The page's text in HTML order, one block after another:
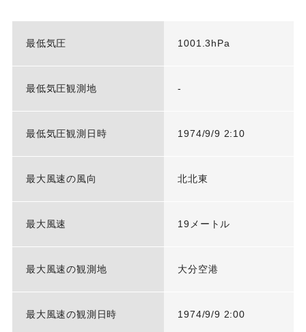
最低気圧 1001.3hPa
最低気圧観測地 -
最低気圧観測日時 1974/9/9 2:10
最大風速の風向 北北東
最大風速 19メートル
最大風速の観測地 大分空港
最大風速の観測日時 1974/9/9 2:00